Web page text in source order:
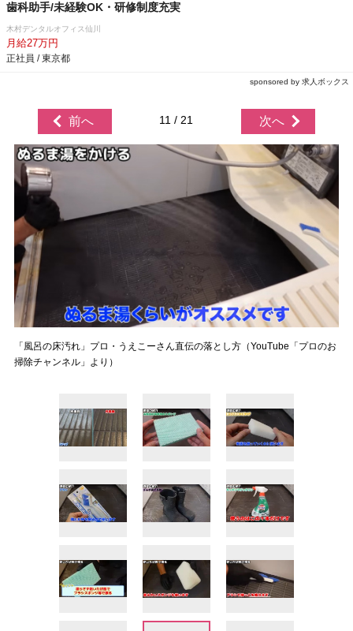
歯科助手/未経験OK・研修制度充実
木村デンタルオフィス仙川
月給27万円
正社員 / 東京都
sponsored by 求人ボックス
前へ 11 / 21 次へ
「風呂の床汚れ」プロ・うえこーさん直伝の落とし方（YouTube「プロのお
掃除チャンネル」より）